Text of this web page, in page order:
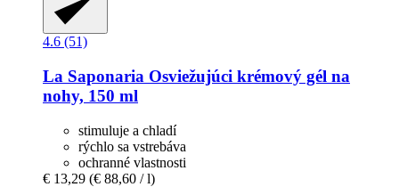
4.6 (51)
La Saponaria Osviežujúci krémový gél na
nohy, 150 ml
stimuluje a chladí
rýchlo sa vstrebáva
ochranné vlastnosti
€ 13,29 (€ 88,60 / l)